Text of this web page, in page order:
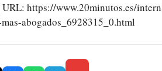
URL: https://www.20minutos.es/
abogados_6928315_0.html